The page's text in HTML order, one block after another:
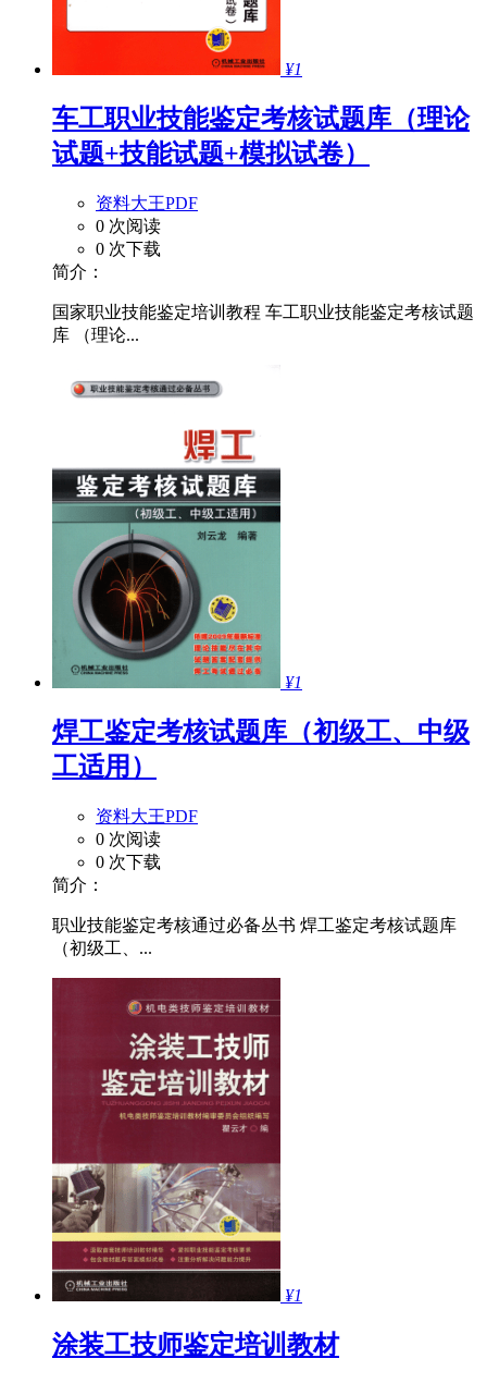
¥1
车工职业技能鉴定考核试题库（理论
试题+技能试题+模拟试卷）
资料大王PDF
0 次阅读
0 次下载
简介：
国家职业技能鉴定培训教程 车工职业技能鉴定考核试题
库 （理论...
¥1
焊工鉴定考核试题库（初级工、中级
工适用）
资料大王PDF
0 次阅读
0 次下载
简介：
职业技能鉴定考核通过必备丛书 焊工鉴定考核试题库
（初级工、...
¥1
涂装工技师鉴定培训教材